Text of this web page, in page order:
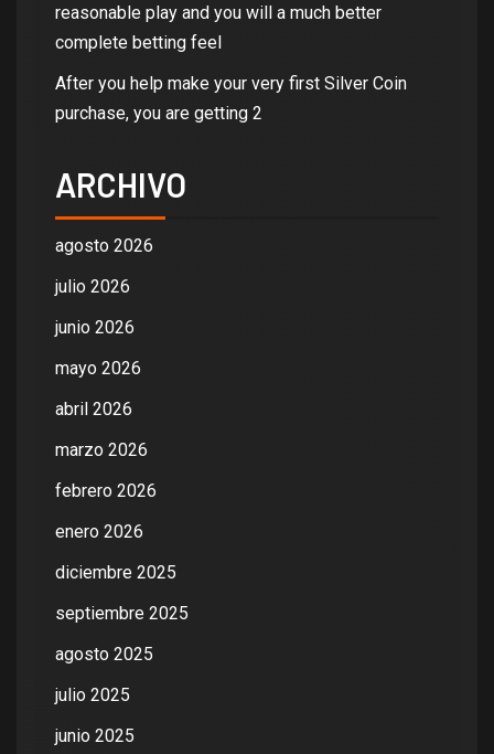
reasonable play and you will a much better
complete betting feel
After you help make your very first Silver Coin
purchase, you are getting 2
ARCHIVO
agosto 2026
julio 2026
junio 2026
mayo 2026
abril 2026
marzo 2026
febrero 2026
enero 2026
diciembre 2025
septiembre 2025
agosto 2025
julio 2025
junio 2025